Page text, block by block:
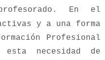
En el
y a una forma
Profesional
necesidad de